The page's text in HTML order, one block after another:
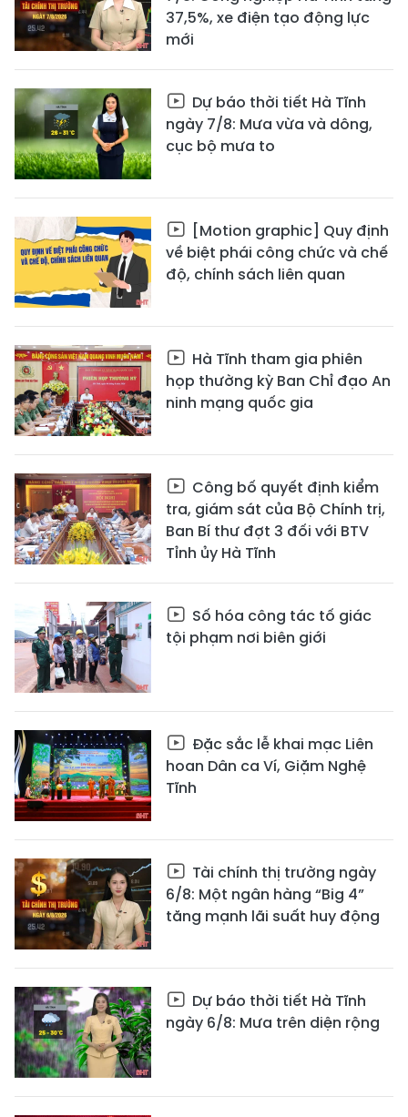
37,5%, xe điện tạo động lực
mới
Dự báo thời tiết Hà Tĩnh
ngày 7/8: Mưa vừa và dông,
cục bộ mưa to
[Motion graphic] Quy định
về biệt phái công chức và chế
độ, chính sách liên quan
Hà Tĩnh tham gia phiên
họp thường kỳ Ban Chỉ đạo An
ninh mạng quốc gia
Công bố quyết định kiểm
tra, giám sát của Bộ Chính trị,
Ban Bí thư đợt 3 đối với BTV
Tỉnh ủy Hà Tĩnh
Số hóa công tác tố giác
tội phạm nơi biên giới
Đặc sắc lễ khai mạc Liên
hoan Dân ca Ví, Giặm Nghệ
Tĩnh
Tài chính thị trường ngày
6/8: Một ngân hàng “Big 4”
tăng mạnh lãi suất huy động
Dự báo thời tiết Hà Tĩnh
ngày 6/8: Mưa trên diện rộng